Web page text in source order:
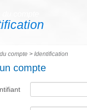
compte > Identification
compte